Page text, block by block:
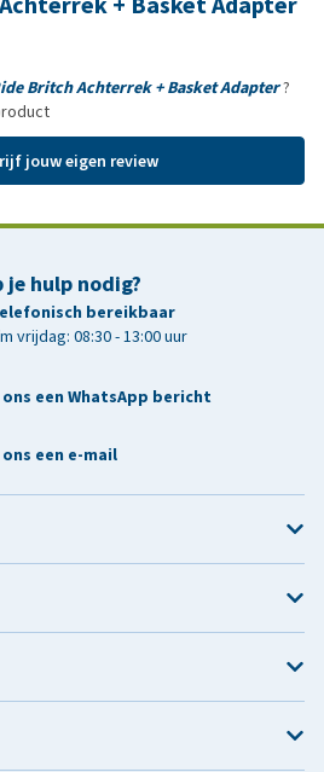
Britch Achterrek + Basket Adapter?
jouw eigen review
je hulp nodig?
bereikbaar
vrijdag: 08:30 - 13:00 uur
een WhatsApp bericht
een e-mail